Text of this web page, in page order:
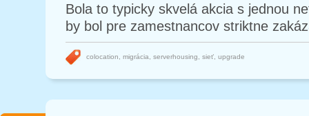
Bola to typicky skvelá akcia s jednou
by bol pre zamestnancov striktne
colocation migrácia serverhousing sieť upgrade